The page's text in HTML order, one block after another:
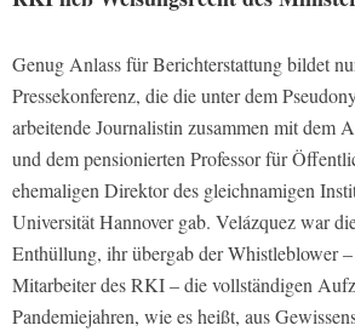
Genug Anlass für Berichterstattung bildet
Pressekonferenz, die die unter dem
arbeitende Journalistin zusammen mit dem
und dem pensionierten Professor für
ehemaligen Direktor des gleichnamigen
Universität Hannover gab. Velázquez war
Enthüllung, ihr übergab der Whistleblower
Mitarbeiter des RKI – die vollständigen
Pandemiejahren, wie es heißt, aus